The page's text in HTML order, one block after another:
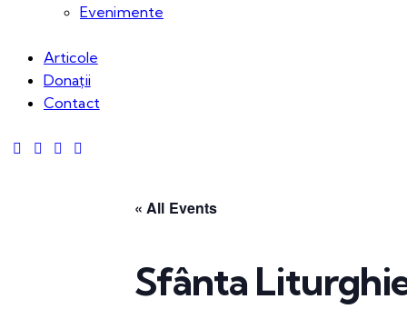
Evenimente
Articole
Donații
Contact
« All Events
Sfânta